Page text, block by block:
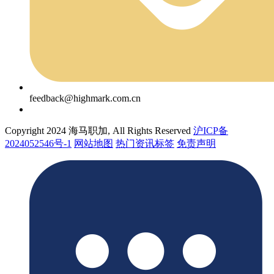
feedback@highmark.com.cn
Copyright 2024 海马职加, All Rights Reserved 沪ICP备
2024052546号-1 网站地图 热门资讯标签 免责声明